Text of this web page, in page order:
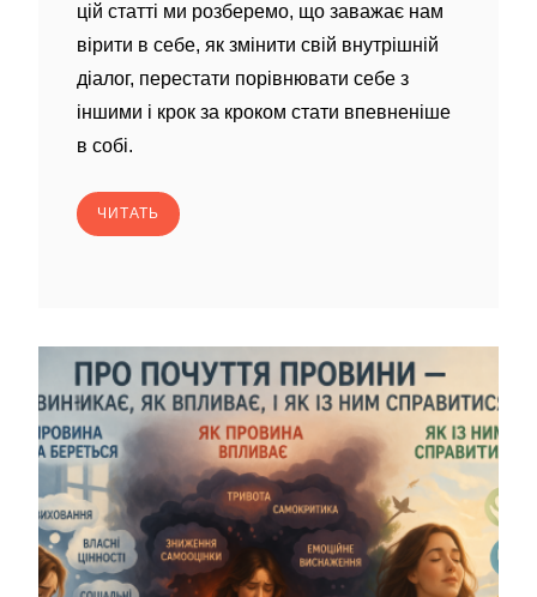
цій статті ми розберемо, що заважає нам
вірити в себе, як змінити свій внутрішній
діалог, перестати порівнювати себе з
іншими і крок за кроком стати впевненіше
в собі.
ЧИТАТЬ